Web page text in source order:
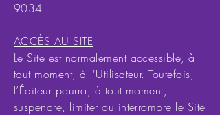
9034
ACCÈS AU SITE
Le Site est normalement accessible, à
tout moment, à l'Utilisateur. Toutefois,
l’Éditeur pourra, à tout moment,
suspendre, limiter ou interrompre le Site